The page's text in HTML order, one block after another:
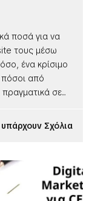
ποσά για να
τους μέσω
ένα κρίσιμο
από
σε...
Σχόλια